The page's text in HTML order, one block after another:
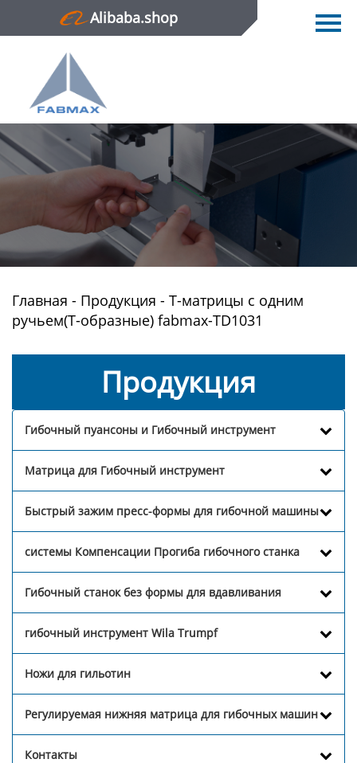
Alibaba.shop
Главная
Продукция
Новости
О нас
Контактная информация
Главная - Продукция - Т-матрицы с одним
ручьем(Т-образные) fabmax-TD1031
Продукция
Гибочный пуансоны и Гибочный инструмент
Матрица для Гибочный инструмент
Быстрый зажим пресс-формы для гибочной машины
системы Компенсации Прогиба гибочного станка
Гибочный станок без формы для вдавливания
гибочный инструмент Wila Trumpf
Ножи для гильотин
Регулируемая нижняя матрица для гибочных машин
Контакты